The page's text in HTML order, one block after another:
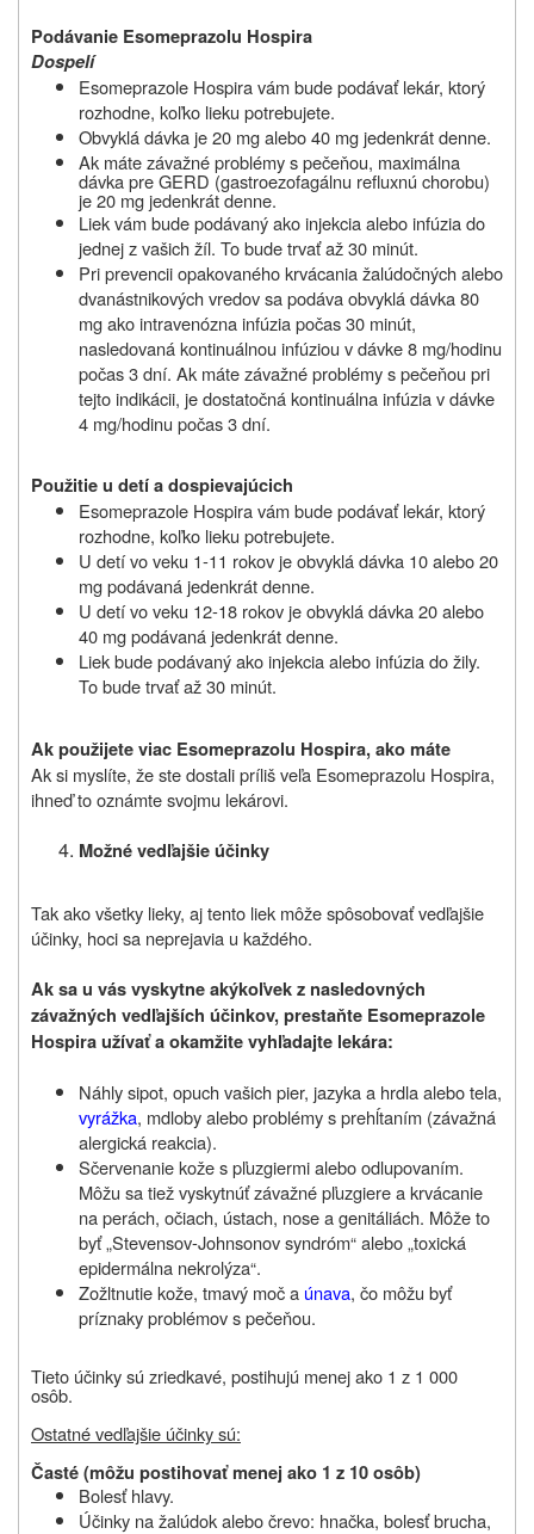
Podávanie Esomeprazolu Hospira
Dospelí
Esomeprazole Hospira vám bude podávať lekár, ktorý
rozhodne, koľko lieku potrebujete.
Obvyklá dávka je 20 mg alebo 40 mg jedenkrát denne.
Ak máte závažné problémy s pečeňou, maximálna
dávka pre GERD (gastroezofagálnu refluxnú chorobu)
je 20 mgjedenkrátdenne.
Liek vám bude podávaný ako injekcia alebo infúzia do
jednej z vašich žíl. To bude trvať až 30 minút.
Pri prevencii opakovaného krvácania žalúdočných alebo
dvanástnikových vredov sa podáva obvyklá dávka 80
mg ako intravenózna infúzia počas 30 minút,
nasledovaná kontinuálnou infúziou v dávke 8 mg/hodinu
počas 3 dní. Ak máte závažné problémy s pečeňou pri
tejto indikácii, je dostatočná kontinuálna infúzia v dávke
4 mg/hodinu počas 3 dní.
Použitie u detí a dospievajúcich
Esomeprazole Hospira vám bude podávať lekár, ktorý
rozhodne, koľko lieku potrebujete.
U detí vo veku 1-11 rokov je obvyklá dávka 10 alebo 20
mg podávaná jedenkrát denne.
U detí vo veku 12-18 rokov je obvyklá dávka 20 alebo
40 mg podávaná jedenkrát denne.
Liek bude podávaný ako injekcia alebo infúzia do žily.
To bude trvať až 30 minút.
Ak použijete viac Esomeprazolu Hospira, ako máte
Ak si myslíte, že ste dostali príliš veľa Esomeprazolu Hospira,
ihneď to oznámte svojmu lekárovi.
Možné vedľajšie účinky
Tak ako všetky lieky, aj tento liek môže spôsobovať vedľajšie
účinky, hoci sa neprejavia u každého.
Ak sa u vás vyskytne akýkoľvek z nasledovných
závažných vedľajších účinkov, prestaňte Esomeprazole
Hospira užívať a okamžite vyhľadajte lekára:
Náhly sipot, opuch vašich pier, jazyka a hrdla alebo tela,
vyrážka, mdloby alebo problémy s prehĺtaním (závažná
alergická reakcia).
Sčervenanie kože s pľuzgiermi alebo odlupovaním.
Môžu sa tiež vyskytnúť závažné pľuzgiere a krvácanie
na perách, očiach, ústach, nose a genitáliách. Môže to
byť „Stevensov-Johnsonov syndróm“ alebo „toxická
epidermálna nekrolýza“.
Zožltnutie kože, tmavý moč a únava, čo môžu byť
príznaky problémov s pečeňou.
Tieto účinky sú zriedkavé, postihujú menej ako 1 z 1 000
osôb.
Ostatné vedľajšie účinky sú:
Časté (môžu postihovať menej ako 1 z 10 osôb)
Bolesť hlavy.
Účinky na žalúdok alebo črevo: hnačka, bolesť brucha,